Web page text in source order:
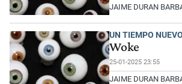
JAIME DURAN
UN TIEMPO NUEVO
Woke
25-01-2025 23:55
JAIME DURAN